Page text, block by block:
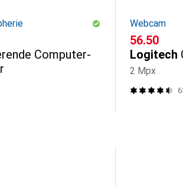
Computer-
Webcam
CHF
56.50
Logitech
2 Mpx